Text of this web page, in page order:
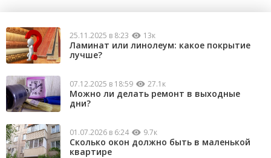
25.11.2025 в 8:23 13к
Ламинат или линолеум: какое покрытие
лучше?
07.12.2025 в 18:59 27.1к
Можно ли делать ремонт в выходные
дни?
01.07.2026 в 6:24 9.7к
Сколько окон должно быть в маленькой
квартире